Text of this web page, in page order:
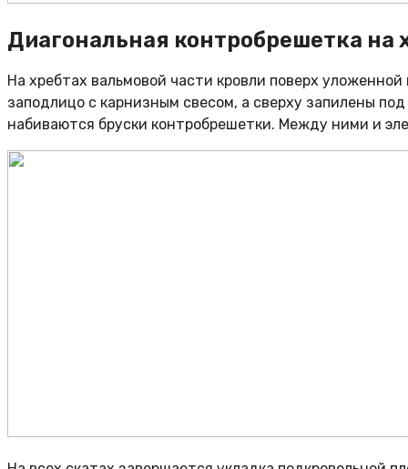
Диагональная контробрешетка на
На хребтах вальмовой части кровли поверх
заподлицо с карнизным свесом, а сверху запилены
набиваются бруски контробрешетки. Между ними и